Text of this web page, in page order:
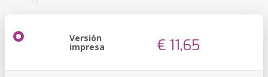
Versión
impresa € 11,65